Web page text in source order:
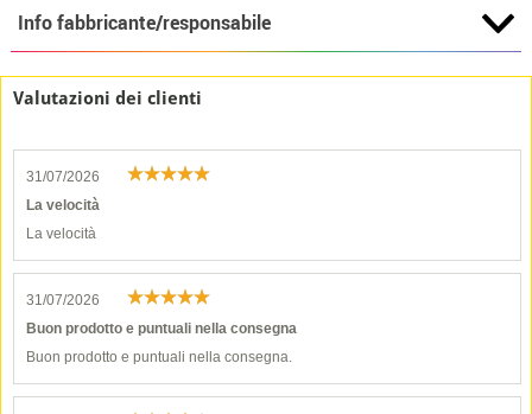
Info fabbricante/responsabile
Valutazioni dei clienti
31/07/2026
La velocità
La velocità
31/07/2026
Buon prodotto e puntuali nella consegna
Buon prodotto e puntuali nella consegna.